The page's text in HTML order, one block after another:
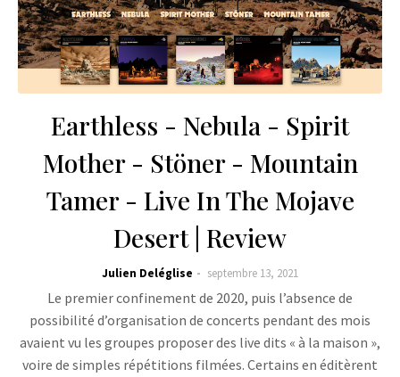
Earthless - Nebula - Spirit
Mother - Stöner - Mountain
Tamer - Live In The Mojave
Desert | Review
Julien Deléglise septembre 13, 2021
Le premier confinement de 2020, puis l’absence de
possibilité d’organisation de concerts pendant des mois
avaient vu les groupes proposer des live dits « à la maison »,
voire de simples répétitions filmées. Certains en éditèrent